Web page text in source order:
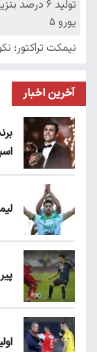
آخرین اخبار